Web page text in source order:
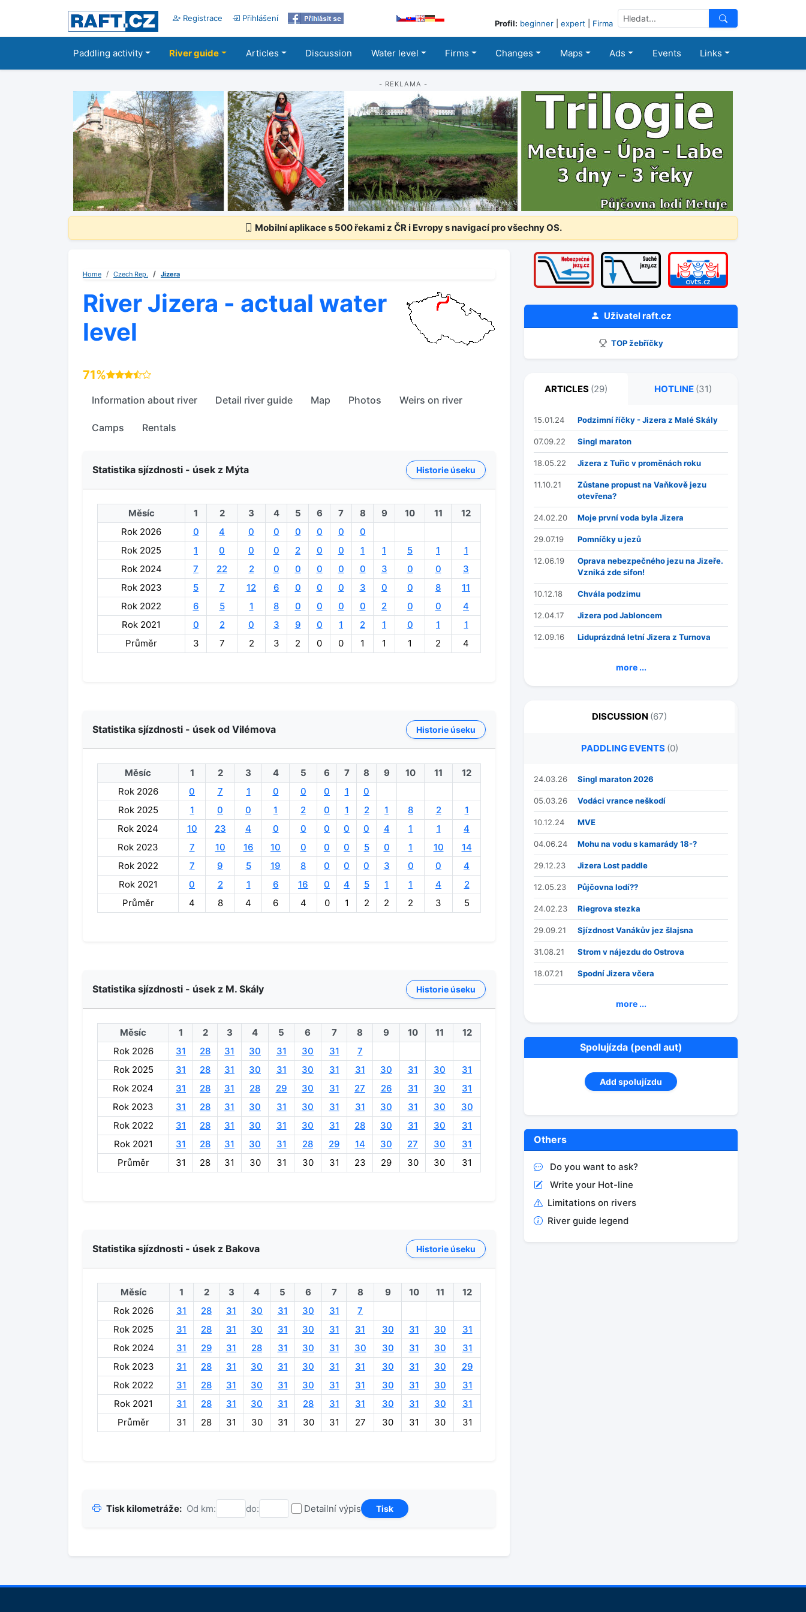
Registrace Přihlášení
Profil: beginner expert Firma
Paddling activity River guide Articles Discussion Water level Firms Changes Maps Ads Events Links
- REKLAMA -
Mobilní aplikace s 500 řekami z ČR i Evropy s navigací pro všechny OS.
Home Czech Rep. Jizera
River Jizera - actual water
level
71%
Information about river Detail river guide Map Photos Weirs on river
Camps Rentals
Statistika sjízdnosti - úsek z Mýta Historie úseku
Měsíc 1 2 3 4 5 6 7 8 9 10 11
12
Rok 2026
0 4 0 0 0 0 0
0
Rok 2025
1 0 0 0 2 0 0 1 1 5 1
1
Rok 2024
7 22 2 0 0 0 0 0 3 0 0
3
Rok 2023
5 7 12 6 0 0 0 3 0 0 8
11
Rok 2022
6 5 1 8 0 0 0 0 2 0 0
4
Rok 2021
0 2 0 3 9 0 1 2 1 0 1
1
Průměr
3 7 2 3 2 0 0 1 1 1 2 4
Statistika sjízdnosti - úsek od Vilémova Historie úseku
Měsíc 1 2 3 4 5 6 7 8 9 10 11
12
Rok 2026
0 7 1 0 0 0 1
0
Rok 2025
1 0 0 1 2 0 1 2 1 8 2
1
Rok 2024
10 23 4 0 0 0 0 0 4 1 1
4
Rok 2023
7 10 16 10 0 0 0 5 0 1 10
14
Rok 2022
7 9 5 19 8 0 0 0 3 0 0
4
Rok 2021
0 2 1 6 16 0 4 5 1 1 4
2
Průměr
4 8 4 6 4 0 1 2 2 2 3 5
Statistika sjízdnosti - úsek z M. Skály Historie úseku
Měsíc 1 2 3 4 5 6 7 8 9 10 11
12
Rok 2026
31 28 31 30 31 30 31
7
Rok 2025
31 28 31 30 31 30 31 31 30 31 30
31
Rok 2024
31 28 31 28 29 30 31 27 26 31 30
31
Rok 2023
31 28 31 30 31 30 31 31 30 31 30
30
Rok 2022
31 28 31 30 31 30 31 28 30 31 30
31
Rok 2021
31 28 31 30 31 28 29 14 30 27 30
31
Průměr
31 28 31 30 31 30 31 23 29 30 30 31
Statistika sjízdnosti - úsek z Bakova Historie úseku
Měsíc 1 2 3 4 5 6 7 8 9 10 11
12
Rok 2026
31 28 31 30 31 30 31
7
Rok 2025
31 28 31 30 31 30 31 31 30 31 30
31
Rok 2024
31 29 31 28 31 30 31 30 30 31 30
31
Rok 2023
31 28 31 30 31 30 31 31 30 31 30
29
Rok 2022
31 28 31 30 31 30 31 31 30 31 30
31
Rok 2021
31 28 31 30 31 28 31 31 30 31 30
31
Průměr
31 28 31 30 31 30 31 27 30 31 30 31
Tisk kilometráže: Od km: do: Detailní výpis
Uživatelraft.cz
TOP žebříčky
ARTICLES (29) HOTLINE (31)
15.01.24 Podzimní říčky - Jizera z Malé Skály
07.09.22 Singl maraton
18.05.22 Jizera z Tuřic v proměnách roku
11.10.21
Zůstane propust na Vaňkově jezu
otevřena?
24.02.20 Moje první voda byla Jizera
29.07.19 Pomníčky u jezů
12.06.19
Oprava nebezpečného jezu na Jizeře.
Vzniká zde sifon!
10.12.18 Chvála podzimu
12.04.17 Jizera pod Jabloncem
12.09.16 Liduprázdná letní Jizera z Turnova
more ...
DISCUSSION (67)
PADDLING EVENTS (0)
24.03.26 Singl maraton 2026
05.03.26 Vodáci vrance neškodí
10.12.24 MVE
04.06.24 Mohu na vodu s kamarády 18-?
29.12.23 Jizera Lost paddle
12.05.23 Půjčovna lodí??
24.02.23 Riegrova stezka
29.09.21 Sjízdnost Vanákův jez šlajsna
31.08.21 Strom v nájezdu do Ostrova
18.07.21 Spodní Jizera včera
more ...
Spolujízda (pendl aut)
Add spolujízdu
Others
Do you want to ask?
Write your Hot-line
Limitations on rivers
River guide legend